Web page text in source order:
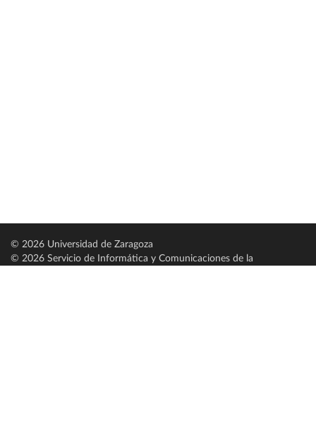
© 2026 Universidad de Zaragoza
© 2026 Servicio de Informática y Comunicaciones de la